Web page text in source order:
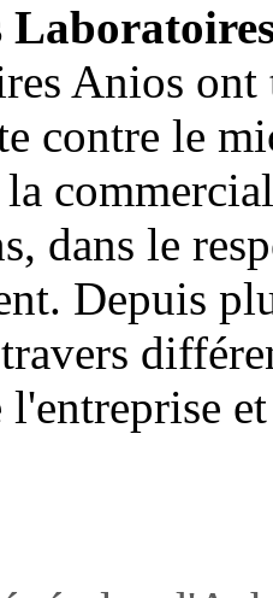
Anios ont
contre le
dans le
Depuis